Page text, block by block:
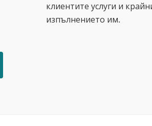
клиентите услуги и
изпълнението им.